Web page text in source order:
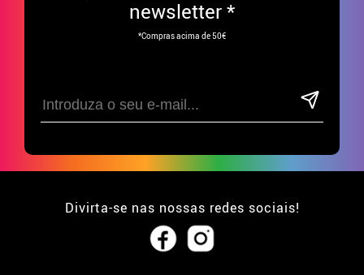
newsletter *
*Compras acima de 50€
Divirta-se nas nossas redes sociais!